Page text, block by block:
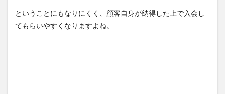
ということにもなりにくく、顧客自身が納得した上で入会し
てもらいやすくなりますよね。